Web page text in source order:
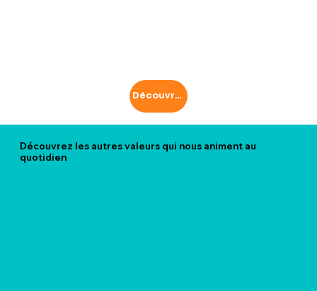
Découvrez notre charte RSE
Découvrez les autres valeurs qui nous animent au
quotidien